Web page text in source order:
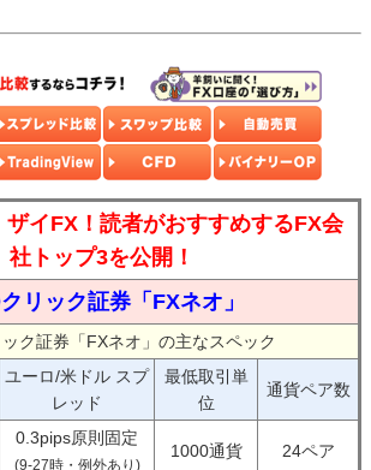
ザイFX！読者がおすすめするFX会
社トップ3を公開！
リック証券「FXネオ」
ク証券「FXネオ」の主なスペック
ユーロ/米ドル スプ
レッド
最低取引単
位
通貨ペア数
0.3pips原則固定
(9-27時・例外あり)
1000通貨 24ペア